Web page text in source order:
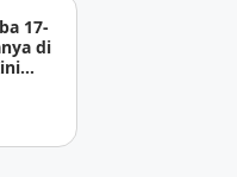
17-
di